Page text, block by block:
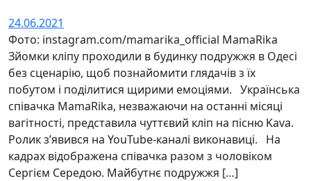
24.06.2021
Фото: instagram.com/mamarika_official MamaRika
Зйомки кліпу проходили в будинку подружжя в Одесі
без сценарію, щоб познайомити глядачів з їх
побутом і поділитися щирими емоціями. Українська
співачка MamaRika, незважаючи на останні місяці
вагітності, представила чуттєвий кліп на пісню Kava.
Ролик з’явився на YouTube-каналі виконавиці. На
кадрах відображена співачка разом з чоловіком
Сергієм Середою. Майбутнє подружжя […]